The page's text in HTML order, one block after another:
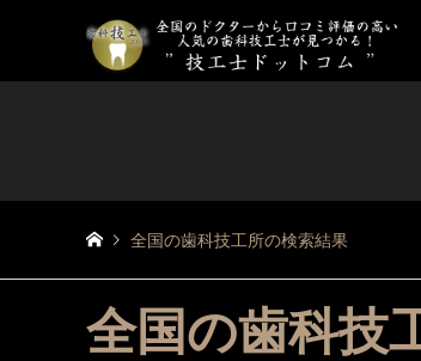
全国の歯科技工所の検索結果
全国の歯科技